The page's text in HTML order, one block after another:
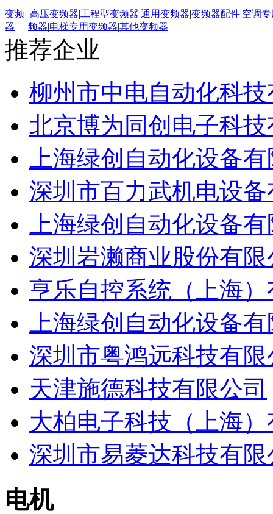
变频
器
|高压变频器|工程型变频器|通用变频器|变频器配件|空调
频器|电梯专用变频器|其他变频器
推荐企业
柳州市中电自动化科
北京博为同创电子科
上海绿创自动化设备
深圳市百力武机电设
上海绿创自动化设备
深圳岩濑商业股份有限
亨乐自控系统（上海
上海绿创自动化设备
深圳市粤鸿远科技有
天津施德科技有限公司
大柏电子科技（上海
深圳市易菱达科技有限
电机